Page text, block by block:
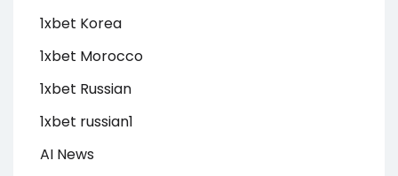
1xbet Korea
1xbet Morocco
1xbet Russian
1xbet russian1
AI News